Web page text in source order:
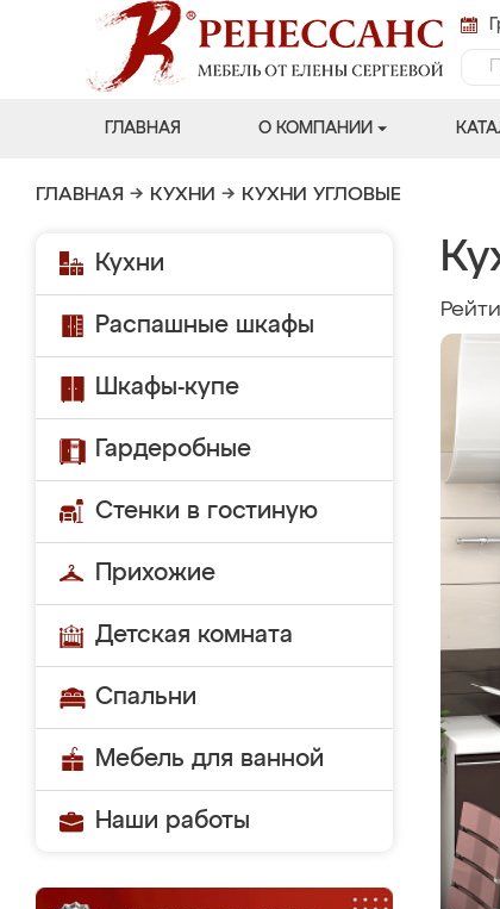
ГЛАВНАЯ О КОМПАНИИ
ГЛАВНАЯ → КУХНИ → КУХНИ УГЛОВЫЕ
Кухни
Распашные шкафы
Шкафы-купе
Гардеробные
Стенки в гостиную
Прихожие
Детская комната
Спальни
Мебель для ванной
Наши работы